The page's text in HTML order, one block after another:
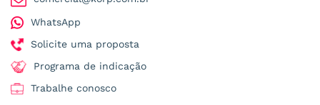
WhatsApp
Solicite uma proposta
Programa de indicação
Trabalhe conosco